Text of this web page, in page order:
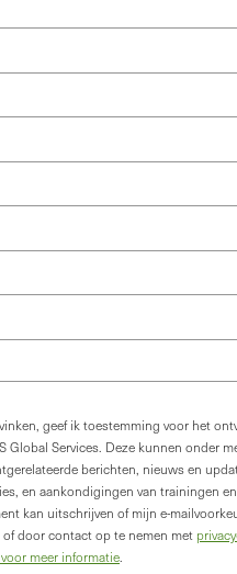
geef ik toestemming voor het
Global Services. Deze kunnen onder
berichten, nieuws en
en aankondigingen van trainingen
kan uitschrijven of mijn e-
door contact op te nemen met
meer informatie